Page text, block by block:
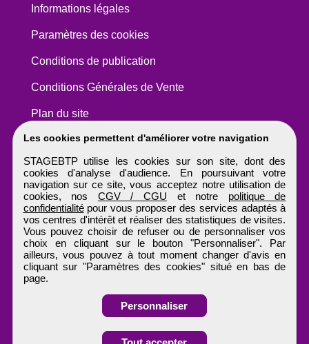
Obtenir ses
Les cookies permettent d'améliorer votre navigation
STAGEBTP utilise les cookies sur son site, dont des
cookies d'analyse d'audience. En poursuivant votre
navigation sur ce site, vous acceptez notre utilisation de
cookies, nos CGV / CGU et notre politique de
confidentialitépour vous proposer des services adaptés à
vos centres d'intérêt et réaliser des statistiques de visites.
Vous pouvez choisir de refuser ou de personnaliser vos
choix en cliquant sur le bouton "Personnaliser". Par
ailleurs, vous pouvez à tout moment changer d'avis en
cliquant sur "Paramètres des cookies" situé en bas de
page.
Personnaliser
Informations légales
Paramètres des cookies
Conditions de publication
Conditions Générales de Vente
Plan du site